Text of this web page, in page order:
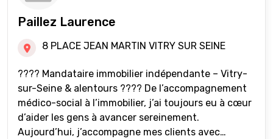
Paillez Laurence
8 PLACE JEAN MARTIN VITRY SUR SEINE
???? Mandataire immobilier indépendante – Vitry-
sur-Seine & alentours ???? De l’accompagnement
médico-social à l’immobilier, j’ai toujours eu à cœur
d’aider les gens à avancer sereinement.
Aujourd’hui, j’accompagne mes clients avec